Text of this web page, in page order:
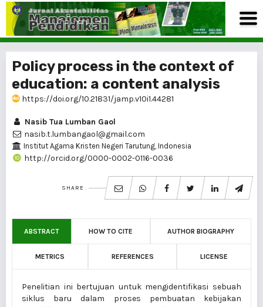
Policy process in the context of
education: a content analysis
https://doi.org/10.21831/jamp.v10i1.44281
Nasib Tua Lumban Gaol
nasib.t.lumbangaol@gmail.com
Institut Agama Kristen Negeri Tarutung, Indonesia
http://orcid.org/0000-0002-0116-0036
SHARE
ABSTRACT HOW TO CITE AUTHOR BIOGRAPHY
METRICS REFERENCES LICENSE
Penelitian ini bertujuan untuk mengidentifikasi sebuah
siklus baru dalam proses pembuatan kebijakan